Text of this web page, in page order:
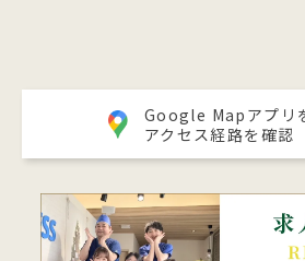
Google Mapアプリ
アクセス経路を確認